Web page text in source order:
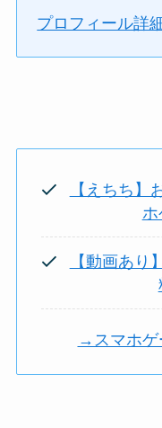
プロフィール詳
【えちち】
【動画あり
→スマホ